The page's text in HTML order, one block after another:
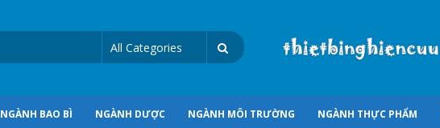
NGÀNH BAO BÌ NGÀNH DƯỢC NGÀNH MÔI TRƯỜNG NGÀNH THỰC PHẨM